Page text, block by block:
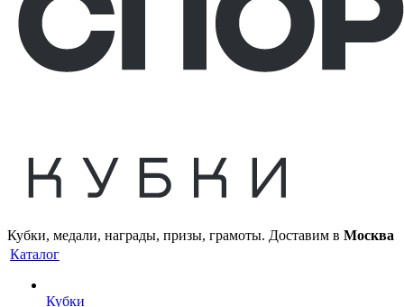
Кубки, медали, награды, призы, грамоты. Доставим в Москва
Каталог
Кубки